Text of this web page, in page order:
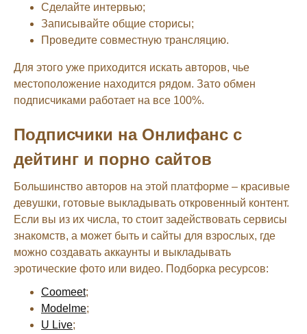
Сделайте интервью;
Записывайте общие сторисы;
Проведите совместную трансляцию.
Для этого уже приходится искать авторов, чье
местоположение находится рядом. Зато обмен
подписчиками работает на все 100%.
Подписчики на Онлифанс с
дейтинг и порно сайтов
Большинство авторов на этой платформе – красивые
девушки, готовые выкладывать откровенный контент.
Если вы из их числа, то стоит задействовать сервисы
знакомств, а может быть и сайты для взрослых, где
можно создавать аккаунты и выкладывать
эротические фото или видео. Подборка ресурсов:
Coomeet;
Modelme;
U Live;